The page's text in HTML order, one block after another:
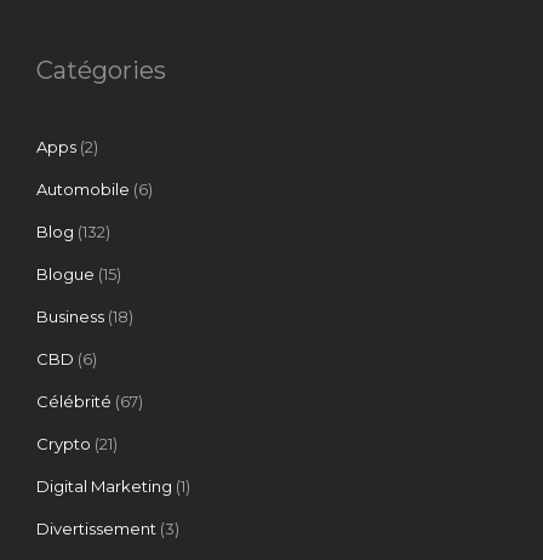
Catégories
Apps (2)
Automobile (6)
Blog (132)
Blogue (15)
Business (18)
CBD (6)
Célébrité (67)
Crypto (21)
Digital Marketing (1)
Divertissement (3)